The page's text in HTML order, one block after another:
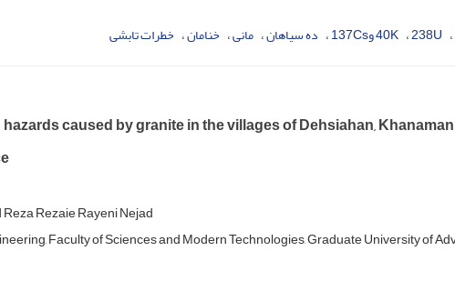
238U 40K و137Cs ده سیاهان مانی خنامان خطرات تابشی
caused by granite in the villages of Dehsiahan,
Rezaie Rayeni Nejad
Faculty of Sciences and Modern Technologies, Graduate University of